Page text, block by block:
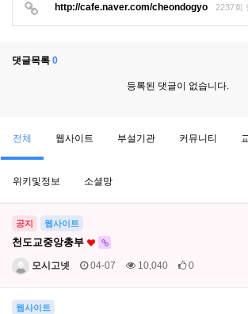
http://cafe.naver.com/cheondogyo 2237회
댓글목록 0
등록된 댓글이 없습니다.
전체 웹사이트 부설기관 커뮤니티
위키및정보 소셜망
공지 웹사이트
천도교중앙총부
모시고넷 04-07 10,040 0
웹사이트